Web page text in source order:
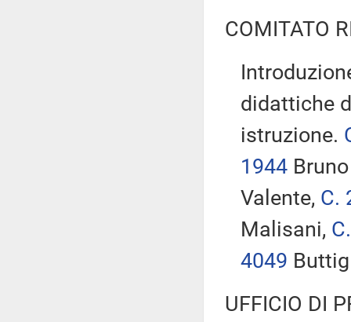
COMITATO
didattiche
istruzione.
1944
Valente, C.
Malisani,
4049
UFFICIO DI